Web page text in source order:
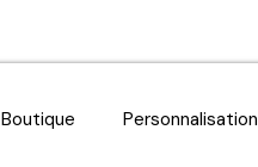
Boutique Personnalisation